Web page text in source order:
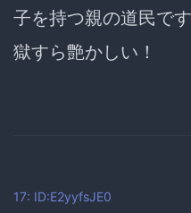
子を持つ親の道民で
獄すら艶かしい！
17: ID:E2yyfsJE0